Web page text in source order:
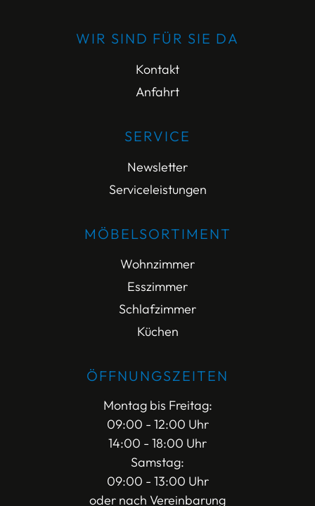
WIR SIND FÜR SIE DA
Kontakt
Anfahrt
SERVICE
Newsletter
Serviceleistungen
MÖBELSORTIMENT
Wohnzimmer
Esszimmer
Schlafzimmer
Küchen
ÖFFNUNGSZEITEN
Montag bis Freitag:
09:00 - 12:00 Uhr
14:00 - 18:00 Uhr
Samstag:
09:00 - 13:00 Uhr
oder nach Vereinbarung